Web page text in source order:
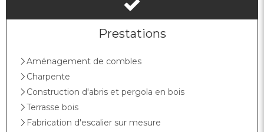
Prestations
Aménagement de combles
Charpente
Construction d'abris et pergola en bois
Terrasse bois
Fabrication d'escalier sur mesure